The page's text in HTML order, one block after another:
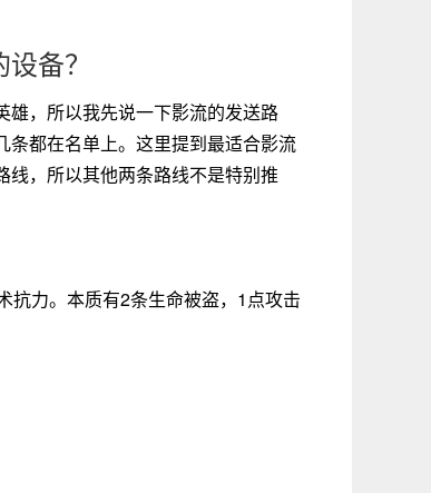
备？
雄，所以我先说一下影流的发送路
条都在名单上。这里提到最适合影流
线，所以其他两条路线不是特别推
抗力。本质有2条生命被盗，1点攻击